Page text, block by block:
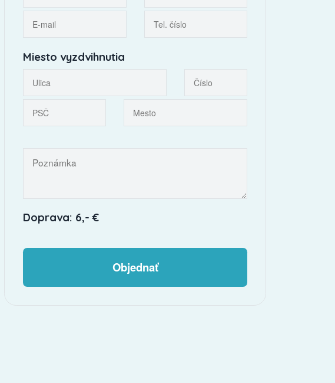
Miesto vyzdvihnutia
Doprava: 6,- €
Objednať